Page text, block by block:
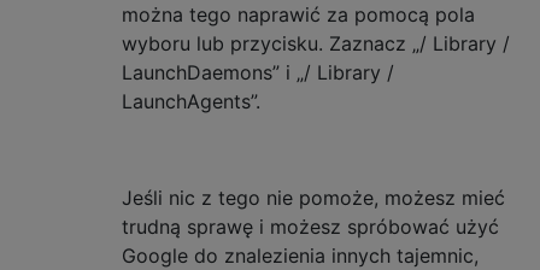
można tego naprawić za pomocą pola
wyboru lub przycisku. Zaznacz „/ Library /
LaunchDaemons” i „/ Library /
LaunchAgents”.
Jeśli nic z tego nie pomoże, możesz mieć
trudną sprawę i możesz spróbować użyć
Google do znalezienia innych tajemnic,